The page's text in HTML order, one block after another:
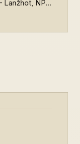
Řopík 8/b17/A-180 — Lanžhot, NPR Soutok